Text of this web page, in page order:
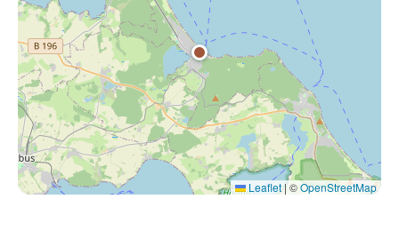
Leaflet | ©OpenStreetMap